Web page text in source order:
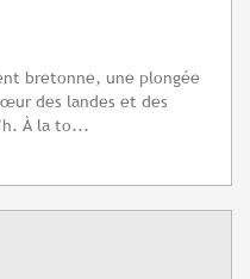
bretonne, une plongée
des landes et des
À la to...